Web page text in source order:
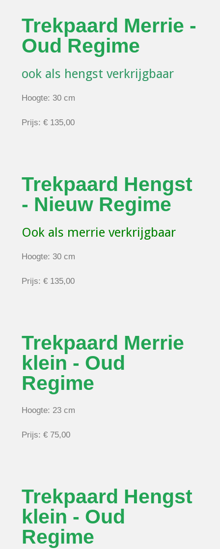
Trekpaard Merrie -
Oud Regime
ook als hengst verkrijgbaar
Hoogte: 30 cm
Prijs: € 135,00
Trekpaard Hengst
- Nieuw Regime
Ook als merrie verkrijgbaar
Hoogte: 30 cm
Prijs: € 135,00
Trekpaard Merrie
klein - Oud
Regime
Hoogte: 23 cm
Prijs: € 75,00
Trekpaard Hengst
klein - Oud
Regime